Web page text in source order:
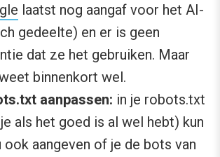
laatst nog aangaf voor het AI-
gedeelte) en er is geen
dat ze het gebruiken. Maar
binnenkort wel.
txt aanpassen: in je robots.txt
als het goed is al wel hebt) kun
ook aangeven of je de bots van